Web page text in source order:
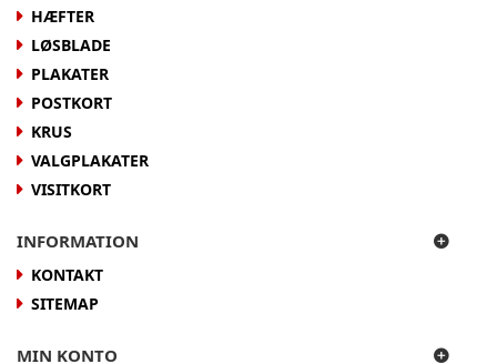
HÆFTER
LØSBLADE
PLAKATER
POSTKORT
KRUS
VALGPLAKATER
VISITKORT
INFORMATION
KONTAKT
SITEMAP
MIN KONTO